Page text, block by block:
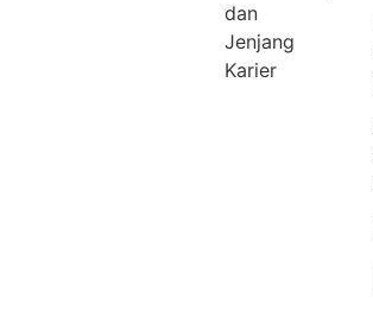
dan
Jenjang
Karier